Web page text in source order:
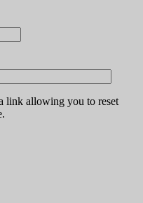
link allowing you to reset